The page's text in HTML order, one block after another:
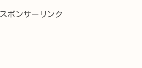
スポンサーリンク